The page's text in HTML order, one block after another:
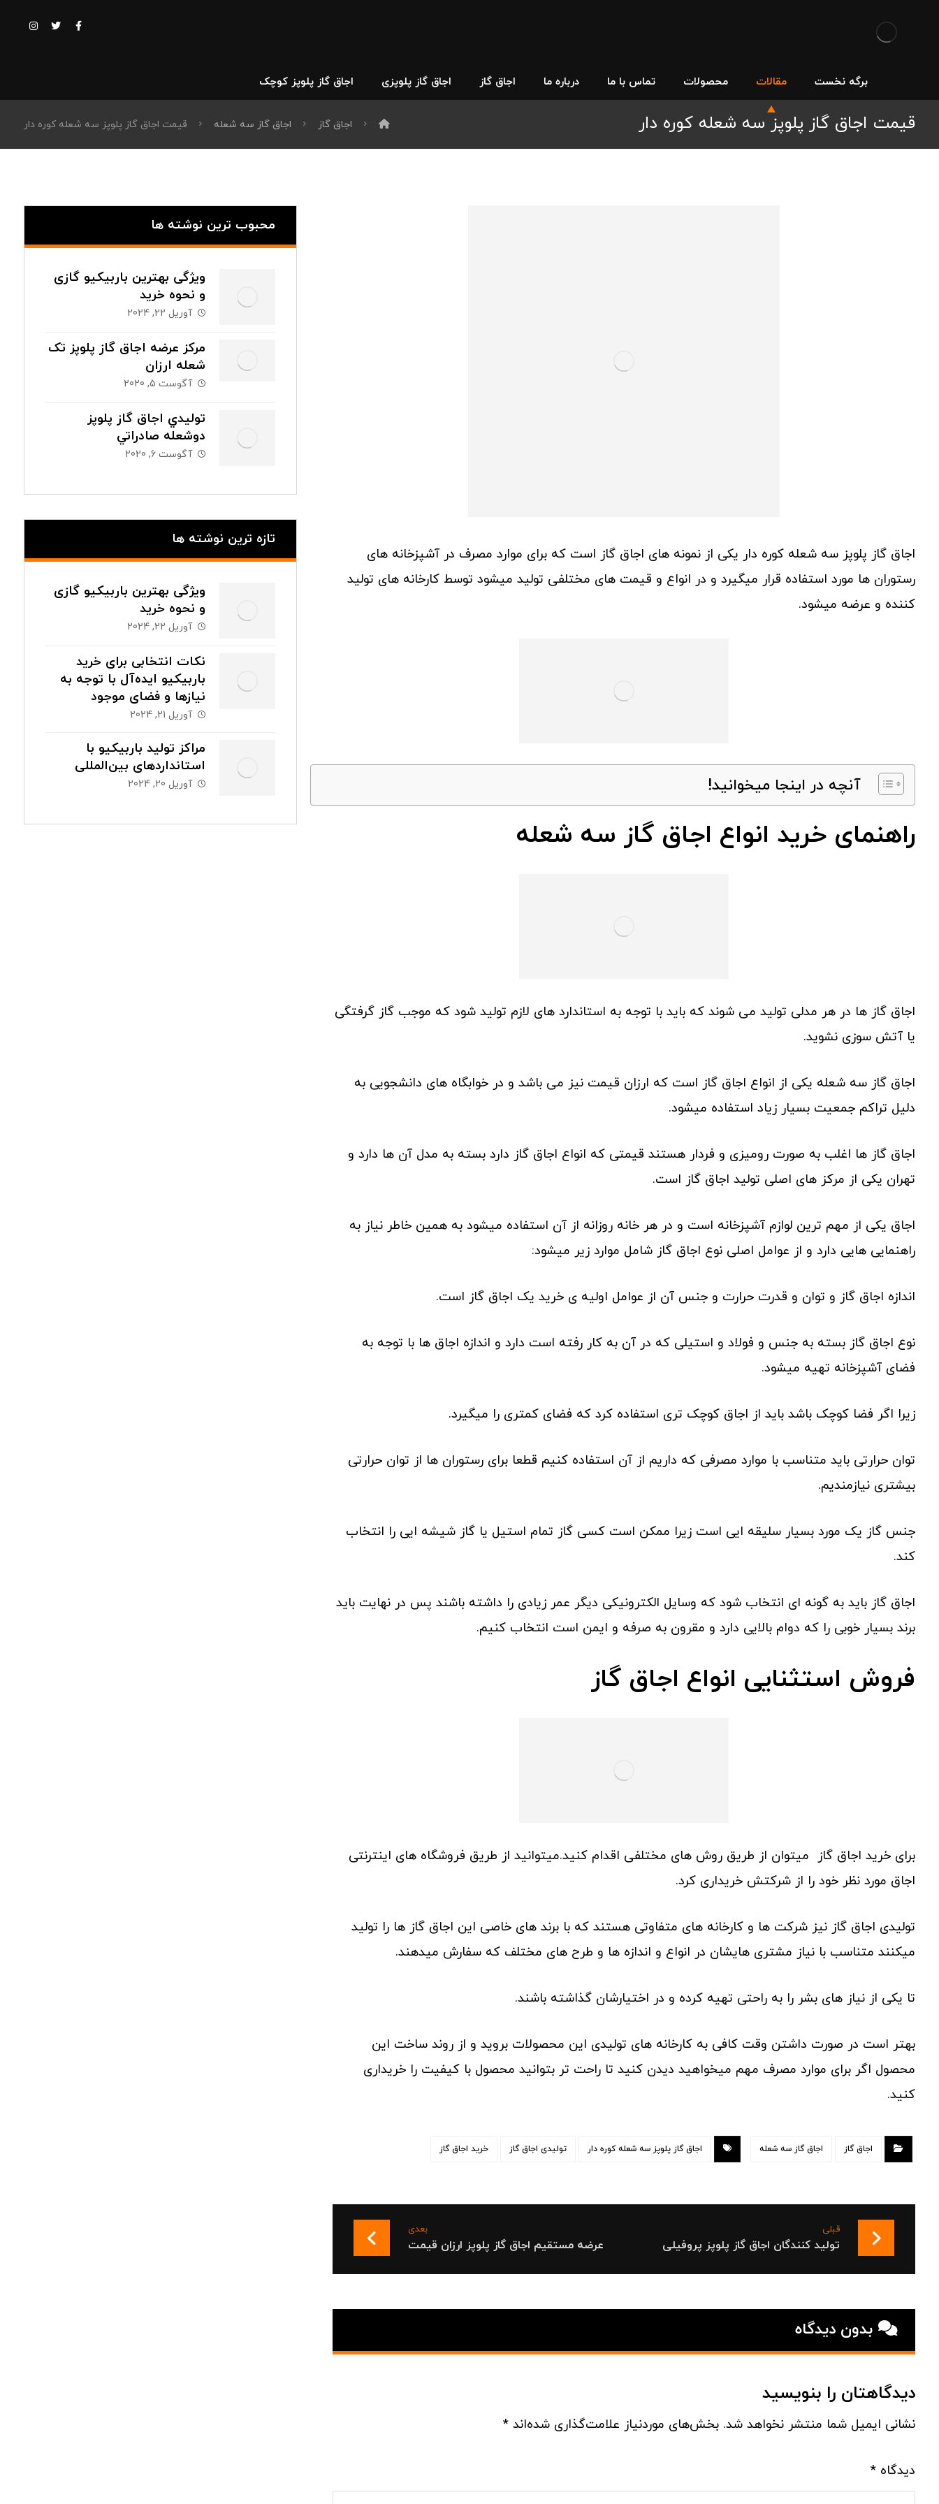
برگه نخست مقالات محصولات تماس با ما درباره ما اجاق گاز اجاق گاز پلوپزی اجاق گاز پلوپز کوچک
قیمت اجاق گاز پلوپز سه شعله کوره دار اجاق گاز اجاق گاز سه شعله قیمت اجاق گاز پلوپز سه شعله کوره دار
اجاق گاز پلوپز سه شعله کوره دار یکی از نمونه های اجاق گاز است که برای موارد مصرف در آشپزخانه های
رستوران ها مورد استفاده قرار میگیرد و در انواع و قیمت های مختلفی تولید میشود توسط کارخانه های تولید
کننده و عرضه میشود.
آنچه در اینجا میخوانید!
راهنمای خرید انواع اجاق گاز سه شعله
اجاق گاز ها در هر مدلی تولید می شوند که باید با توجه به استاندارد های لازم تولید شود که موجب گاز گرفتگی
یا آتش سوزی نشوید.
اجاق گاز سه شعله یکی از انواع اجاق گاز است که ارزان قیمت نیز می باشد و در خوابگاه های دانشجویی به
دلیل تراکم جمعیت بسیار زیاد استفاده میشود.
اجاق گاز ها اغلب به صورت رومیزی و فردار هستند قیمتی که انواع اجاق گاز دارد بسته به مدل آن ها دارد و
تهران یکی از مرکز های اصلی تولید اجاق گاز است.
اجاق یکی از مهم ترین لوازم آشپزخانه است و در هر خانه روزانه از آن استفاده میشود به همین خاطر نیاز به
راهنمایی هایی دارد و از عوامل اصلی نوع اجاق گاز شامل موارد زیر میشود:
اندازه اجاق گاز و توان و قدرت حرارت و جنس آن از عوامل اولیه ی خرید یک اجاق گاز است.
نوع اجاق گاز بسته به جنس و فولاد و استیلی که در آن به کار رفته است دارد و اندازه اجاق ها با توجه به
فضای آشپزخانه تهیه میشود.
زیرا اگر فضا کوچک باشد باید از اجاق کوچک تری استفاده کرد که فضای کمتری را میگیرد.
توان حرارتی باید متناسب با موارد مصرفی که داریم از آن استفاده کنیم قطعا برای رستوران ها از توان حرارتی
بیشتری نیازمندیم.
جنس گاز یک مورد بسیار سلیقه ایی است زیرا ممکن است کسی گاز تمام استیل یا گاز شیشه ایی را انتخاب
کند.
اجاق گاز باید به گونه ای انتخاب شود که وسایل الکترونیکی دیگر عمر زیادی را داشته باشند پس در نهایت باید
برند بسیار خوبی را که دوام بالایی دارد و مقرون به صرفه و ایمن است انتخاب کنیم.
فروش استثنایی انواع اجاق گاز
برای خرید اجاق گاز میتوان از طریق روش های مختلفی اقدام کنید.میتوانید از طریق فروشگاه های اینترنتی
اجاق مورد نظر خود را از شرکتش خریداری کرد.
تولیدی اجاق گاز نیز شرکت ها و کارخانه های متفاوتی هستند که با برند های خاصی این اجاق گاز ها را تولید
میکنند متناسب با نیاز مشتری هایشان در انواع و اندازه ها و طرح های مختلف که سفارش میدهند.
تا یکی از نیاز های بشر را به راحتی تهیه کرده و در اختیارشان گذاشته باشند.
بهتر است در صورت داشتن وقت کافی به کارخانه های تولیدی این محصولات بروید و از روند ساخت این
محصول اگر برای موارد مصرف مهم میخواهید دیدن کنید تا راحت تر بتوانید محصول با کیفیت را خریداری
کنید.
اجاق گاز اجاق گاز سه شعله اجاق گاز پلوپز سه شعله کوره دار تولیدی اجاق گاز خرید اجاق گاز
قبلی
تولید کنندگان اجاق گاز پلوپز پروفیلی
بعدی
عرضه مستقيم اجاق گاز پلوپز ارزان قیمت
بدون دیدگاه
دیدگاهتان را بنویسید
نشانی ایمیل شما منتشر نخواهد شد. بخش‌های موردنیاز علامت‌گذاری شده‌اند *
دیدگاه *
محبوب ترین نوشته ها
ویژگی بهترین باربیکیو گازی
و نحوه خرید
آوریل 22, 2024
مرکز عرضه اجاق گاز پلوپز تک
شعله ارزان
آگوست 5, 2020
توليدي اجاق گاز پلوپز
دوشعله صادراتي
آگوست 6, 2020
تازه ترین نوشته ها
ویژگی بهترین باربیکیو گازی
و نحوه خرید
آوریل 22, 2024
نکات انتخابی برای خرید
باربیکیو ایده‌آل با توجه به
نیازها و فضای موجود
آوریل 21, 2024
مراکز تولید باربیکیو با
استانداردهای بین‌المللی
آوریل 20, 2024